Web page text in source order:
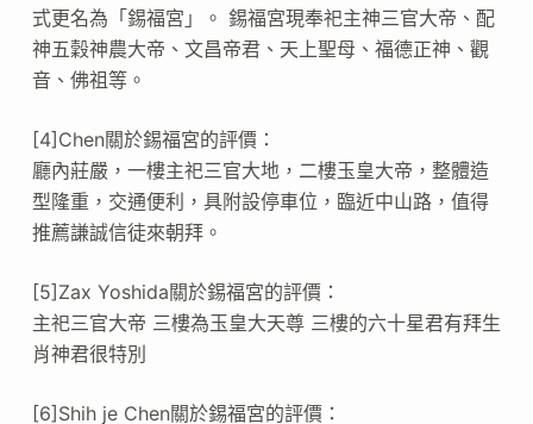
式更名為「錫福宮」。 錫福宮現奉祀主神三官大帝、配
神五穀神農大帝、文昌帝君、天上聖母、福德正神、觀
音、佛祖等。
[4]Chen關於錫福宮的評價：
廳內莊嚴，一樓主祀三官大地，二樓玉皇大帝，整體造
型隆重，交通便利，具附設停車位，臨近中山路，值得
推薦謙誠信徒來朝拜。
[5]Zax Yoshida關於錫福宮的評價：
主祀三官大帝 三樓為玉皇大天尊 三樓的六十星君有拜生
肖神君很特別
[6]Shih je Chen關於錫福宮的評價：